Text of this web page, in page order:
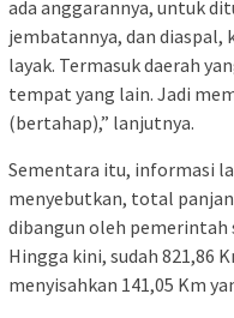
ada anggarannya, untuk
jembatannya, dan diaspal,
layak. Termasuk daerah
tempat yang lain. Jadi
(bertahap),” lanjutnya.
Sementara itu, informasi
menyebutkan, total
dibangun oleh pemerintah
Hingga kini, sudah 821,86
menyisahkan 141,05 Km